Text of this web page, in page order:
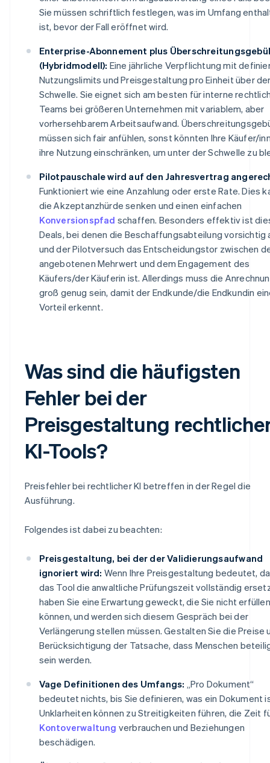
Sie müssen schriftlich festlegen, was im Umfang
ist, bevor der Fall eröffnet wird.
Enterprise-Abonnement plus
(Hybridmodell): Eine jährliche Verpflichtung mit
Nutzungslimits und Preisgestaltung pro Einheit über
Schwelle. Sie eignet sich am besten für interne
Teams bei größeren Unternehmen mit variablem, aber
vorhersehbarem Arbeitsaufwand.
müssen sich fair anfühlen, sonst könnten Ihre Käufer/
ihre Nutzung einschränken, um unter der Schwelle zu
Pilotpauschale wird auf den Jahresvertrag
Funktioniert wie eine Anzahlung oder erste Rate. Dies
die Akzeptanzhürde senken und einen einfachen
Konversionspfad schaffen. Besonders effektiv ist
Deals, bei denen die Beschaffungsabteilung vorsichtig
und der Pilotversuch das Entscheidungstor zwischen
angebotenen Mehrwert und dem Engagement des
Käufers/der Käuferin ist. Allerdings muss die
groß genug sein, damit der Endkunde/die Endkundin
Vorteil erkennt.
Was sind die häufigsten
Fehler bei der
Preisgestaltung
KI-Tools?
Preisfehler bei rechtlicher KI betreffen in der Regel die
Ausführung.
Folgendes ist dabei zu beachten:
Preisgestaltung, bei der der Validierungsaufwand
ignoriert wird: Wenn Ihre Preisgestaltung bedeutet,
das Tool die anwaltliche Prüfungszeit vollständig
haben Sie eine Erwartung geweckt, die Sie nicht erfüllen
können, und werden sich diesem Gespräch bei der
Verlängerung stellen müssen. Gestalten Sie die Preise
Berücksichtigung der Tatsache, dass Menschen
sein werden.
Vage Definitionen des Umfangs: „Pro Dokument“
bedeutet nichts, bis Sie definieren, was ein Dokument
Unklarheiten können zu Streitigkeiten führen, die Zeit
Kontoverwaltung verbrauchen und Beziehungen
beschädigen.